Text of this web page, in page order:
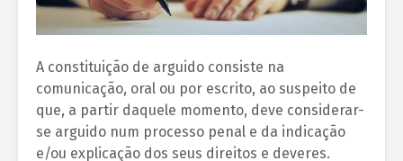
A constituição de arguido consiste na
comunicação, oral ou por escrito, ao suspeito de
que, a partir daquele momento, deve considerar-
se arguido num processo penal e da indicação
e/ou explicação dos seus direitos e deveres.